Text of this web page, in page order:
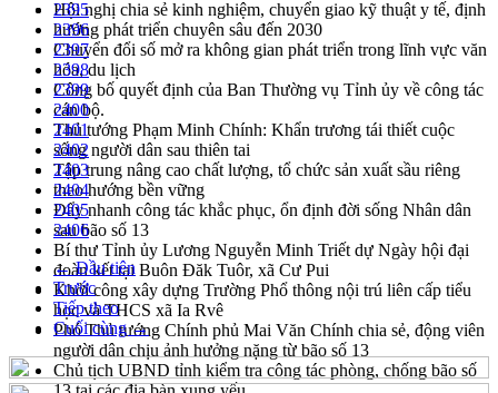
Hội nghị chia sẻ kinh nghiệm, chuyển giao kỹ thuật y tế, định
hướng phát triển chuyên sâu đến 2030
Chuyển đổi số mở ra không gian phát triển trong lĩnh vực văn
hóa, du lịch
Công bố quyết định của Ban Thường vụ Tỉnh ủy về công tác
cán bộ.
Thủ tướng Phạm Minh Chính: Khẩn trương tái thiết cuộc
sống người dân sau thiên tai
Tập trung nâng cao chất lượng, tổ chức sản xuất sầu riêng
theo hướng bền vững
Đẩy nhanh công tác khắc phục, ổn định đời sống Nhân dân
sau bão số 13
Bí thư Tỉnh ủy Lương Nguyễn Minh Triết dự Ngày hội đại
đoàn kết tại Buôn Đăk Tuôr, xã Cư Pui
Khởi công xây dựng Trường Phổ thông nội trú liên cấp tiểu
học và THCS xã Ia Rvê
Phó Thủ tướng Chính phủ Mai Văn Chính chia sẻ, động viên
người dân chịu ảnh hưởng nặng từ bão số 13
Chủ tịch UBND tỉnh kiểm tra công tác phòng, chống bão số
2395
2396
2397
2398
2399
2400
2401
2402
2403
2404
2405
2406
← Đầu tiên
Trước
Tiếp theo
Cuối cùng →